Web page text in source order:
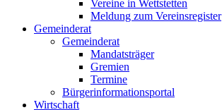
Vereine in Wettstetten
Meldung zum Vereinsregister
Gemeinderat
Gemeinderat
Mandatsträger
Gremien
Termine
Bürgerinformationsportal
Wirtschaft